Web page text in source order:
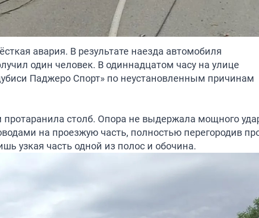
авария. В результате наезда автомобиля
один человек. В одиннадцатом часу на улице
Паджеро Спорт» по неустановленным причинам
столб. Опора не выдержала мощного
на проезжую часть, полностью перегородив
узкая часть одной из полос и обочина.